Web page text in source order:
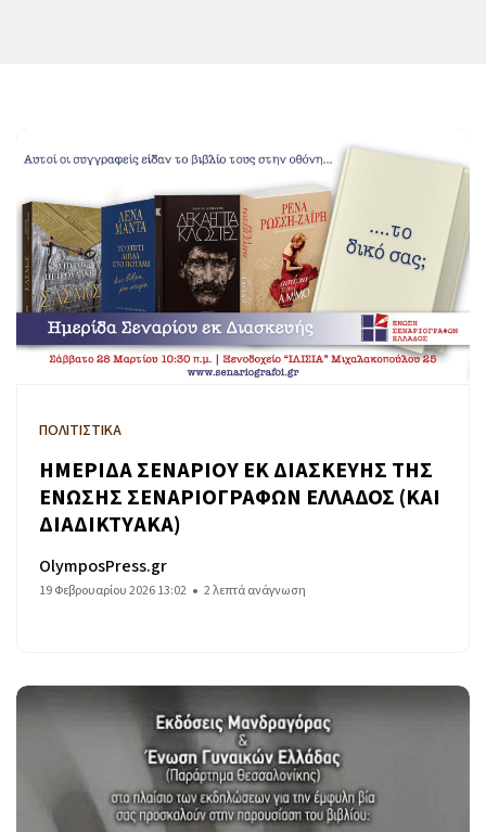
ΠΟΛΙΤΙΣΤΙΚΑ
ΗΜΕΡΙΔΑ ΣΕΝΑΡΙΟΥ ΕΚ ΔΙΑΣΚΕΥΗΣ ΤΗΣ
ΕΝΩΣΗΣ ΣΕΝΑΡΙΟΓΡΑΦΩΝ ΕΛΛΑΔΟΣ (ΚΑΙ
ΔΙΑΔΙΚΤΥΑΚΑ)
OlymposPress.gr
19 Φεβρουαρίου 2026 13:02 2 λεπτά ανάγνωση